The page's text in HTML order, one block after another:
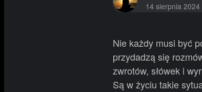
14 sierpnia 2024
Nie każdy musi być
przydadzą się
zwrotów, słówek i
Są w życiu takie